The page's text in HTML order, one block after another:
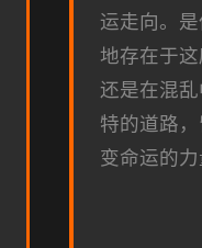
运走向。
地存在于这
还是在混
特的道路
变命运的